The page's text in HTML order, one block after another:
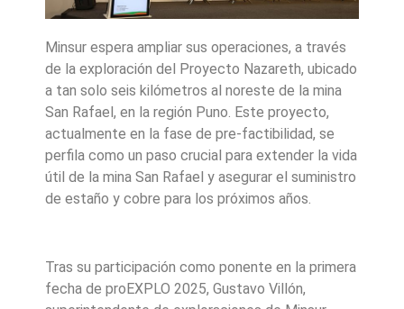
Minsur espera ampliar sus operaciones, a través
de la exploración del Proyecto Nazareth, ubicado
a tan solo seis kilómetros al noreste de la mina
San Rafael, en la región Puno. Este proyecto,
actualmente en la fase de pre-factibilidad, se
perfila como un paso crucial para extender la vida
útil de la mina San Rafael y asegurar el suministro
de estaño y cobre para los próximos años.
Tras su participación como ponente en la primera
fecha de proEXPLO 2025, Gustavo Villón,